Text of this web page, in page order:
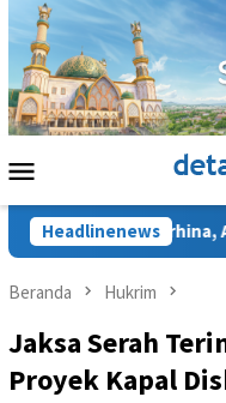
Loncat
konten
Mobile
Headlinenews
Terhina, Anak Di-
Beranda Hukrim
Jaksa Serah
Proyek Kapal